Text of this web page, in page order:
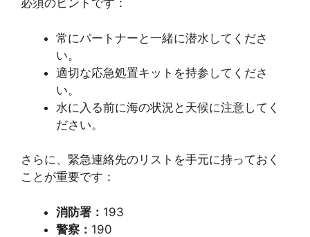
必須のヒントです：
常にパートナーと一緒に潜水してくださ
い。
適切な応急処置キットを持参してくださ
い。
水に入る前に海の状況と天候に注意してく
ださい。
さらに、緊急連絡先のリストを手元に持っておく
ことが重要です：
消防署： 193
警察： 190